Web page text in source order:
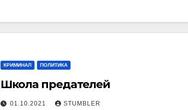
КРИМИНАЛ ПОЛИТИКА
Школа предателей
01.10.2021 STUMBLER